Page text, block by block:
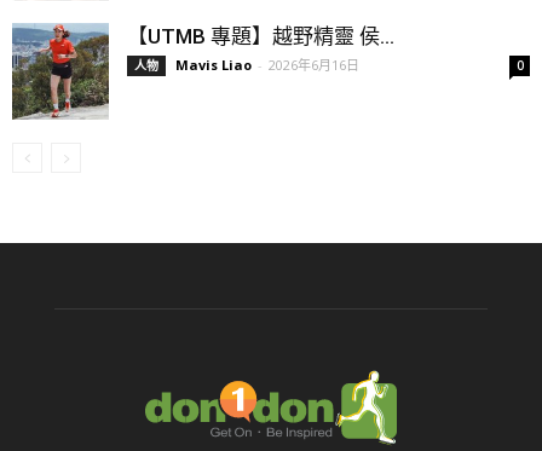
【UTMB 專題】越野精靈 侯...
人物 Mavis Liao - 2026年6月16日 0